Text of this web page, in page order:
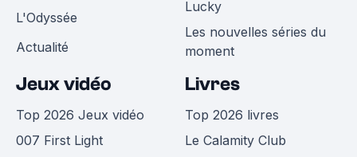
L'Odyssée
Actualité
Lucky
Les nouvelles séries du
moment
Jeux vidéo
Top 2026 Jeux vidéo
007 First Light
Livres
Top 2026 livres
Le Calamity Club